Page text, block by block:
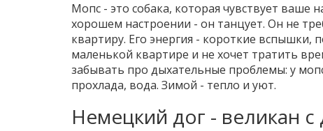
Мопс - это собака, которая чувствует ваше
хорошем настроении - он танцует. Он не
квартиру. Его энергия - короткие вспышки,
маленькой квартире и не хочет тратить
забывать про дыхательные проблемы: у
прохлада, вода. Зимой - тепло и уют.
Немецкий дог - великан